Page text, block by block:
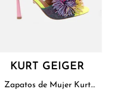
KURT GEIGER
Zapatos de Mujer Kurt